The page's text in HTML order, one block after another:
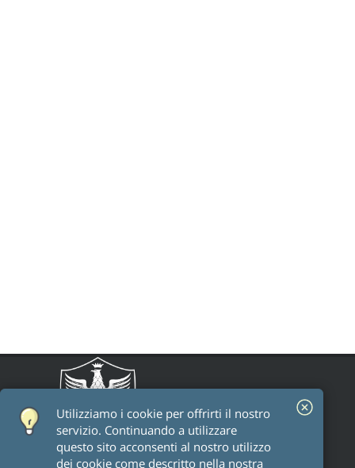
Utilizziamo i cookie per offrirti il ​​nostro
servizio. Continuando a utilizzare
questo sito acconsenti al nostro utilizzo
dei cookie come descritto nella nostra